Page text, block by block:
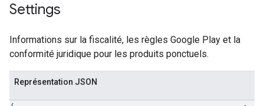
Settings
Informations sur la fiscalité, les règles Google Play et la
conformité juridique pour les produits ponctuels.
Représentation JSON